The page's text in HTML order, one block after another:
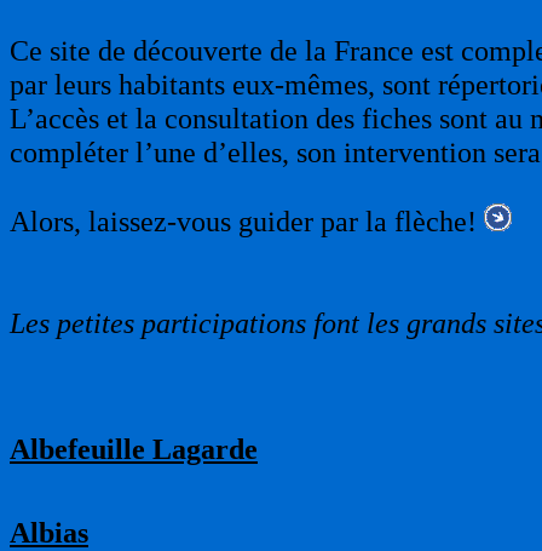
Ce site de découverte de la France est
par leurs habitants eux-mêmes, sont
L’accès et la consultation des fiches sont
compléter l’une d’elles, son intervention
Alors, laissez-vous guider par la flèche!
Les petites participations font les grands
Albefeuille Lagarde
Albias